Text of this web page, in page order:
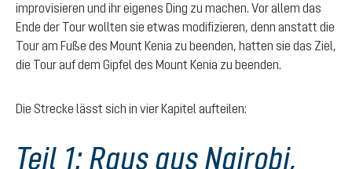
improvisieren und ihr eigenes Ding zu machen. Vor allem das
Ende der Tour wollten sie etwas modifizieren, denn anstatt die
Tour am Fuße des Mount Kenia zu beenden, hatten sie das Ziel,
die Tour auf dem Gipfel des Mount Kenia zu beenden.
Die Strecke lässt sich in vier Kapitel aufteilen:
Teil 1: Raus aus Nairobi,